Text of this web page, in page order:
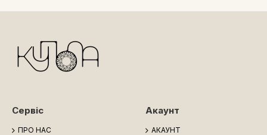
Сервіс
ПРО НАС
Акаунт
АКАУНТ